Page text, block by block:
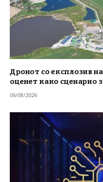
Дронот со експлозив
оценет како сценарио
06/08/2026